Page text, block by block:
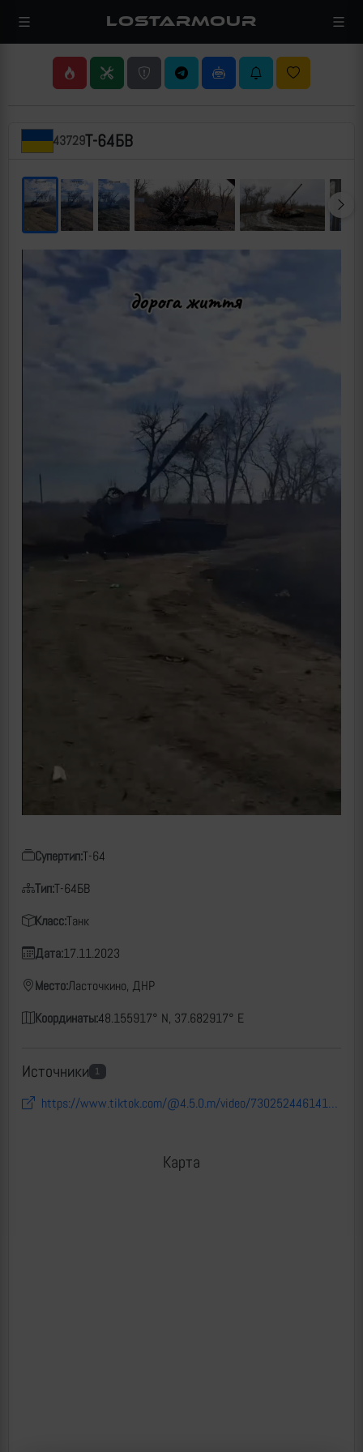
LOSTARMOUR
43729Т-64БВ
Супертип:Т-64
Тип:Т-64БВ
Класс:Танк
Дата:17.11.2023
Место:Ласточкино, ДНР
Координаты:48.155917° N, 37.682917° E
Источники 1
https://www.tiktok.com/@4.5.0.m/video/7302524461415189765
Карта